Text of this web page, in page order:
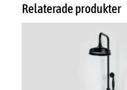
Relaterade produkter